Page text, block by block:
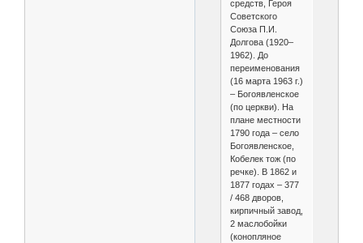
средств, Героя
Советского
Союза П.И.
Долгова (1920–
1962). До
переименования
(16 марта 1963 г.)
– Богоявленское
(по церкви). На
плане местности
1790 года – село
Богоявленское,
Кобелек тож (по
речке). В 1862 и
1877 годах – 377
/ 468 дворов,
кирпичный завод,
2 маслобойки
(конопляное